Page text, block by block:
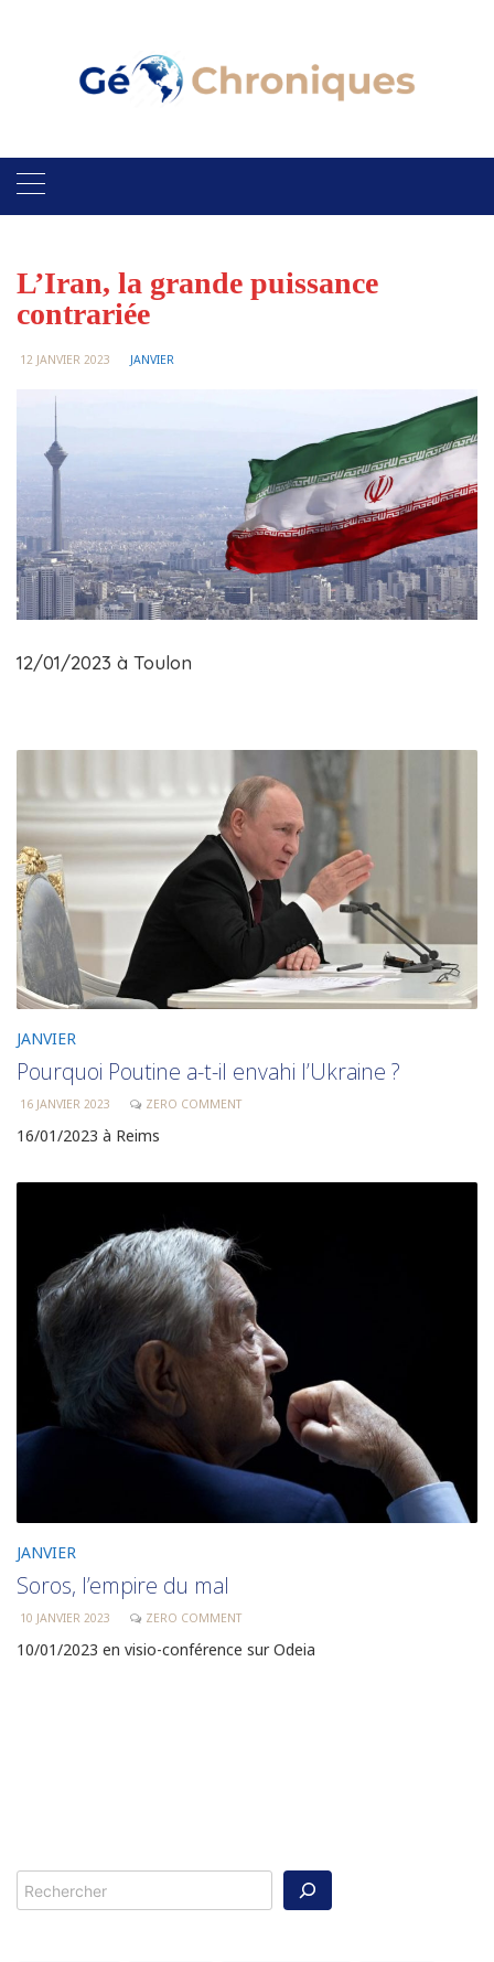
L’Iran, la grande puissance
contrariée
12 JANVIER 2023 JANVIER
12/01/2023 à Toulon
JANVIER
Pourquoi Poutine a-t-il envahi l’Ukraine ?
16 JANVIER 2023 ZERO COMMENT
16/01/2023 à Reims
JANVIER
Soros, l’empire du mal
10 JANVIER 2023 ZERO COMMENT
10/01/2023 en visio-conférence sur Odeia
Rechercher